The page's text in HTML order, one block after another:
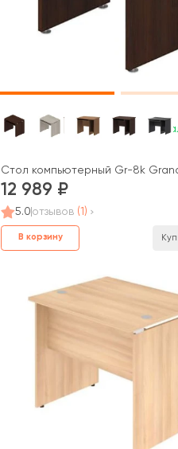
В
Стол компьютерный Gr-8k
12 989
5.0 отзывов (1)
В корзину